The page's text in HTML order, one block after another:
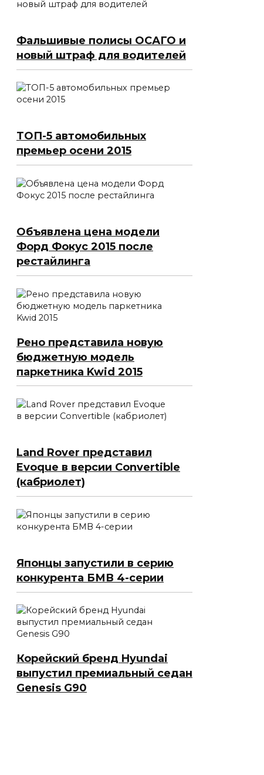
Фальшивые полисы ОСАГО и
новый штраф для водителей
ТОП-5 автомобильных
премьер осени 2015
Объявлена цена модели
Форд Фокус 2015 после
рестайлинга
Рено представила новую
бюджетную модель
паркетника Kwid 2015
Land Rover представил
Evoque в версии Convertible
(кабриолет)
Японцы запустили в серию
конкурента БМВ 4-серии
Корейский бренд Hyundai
выпустил премиальный седан
Genesis G90